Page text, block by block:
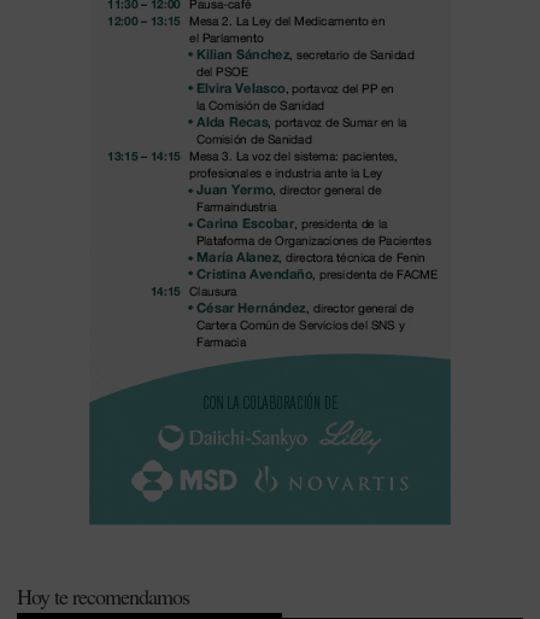
Hoy te recomendamos